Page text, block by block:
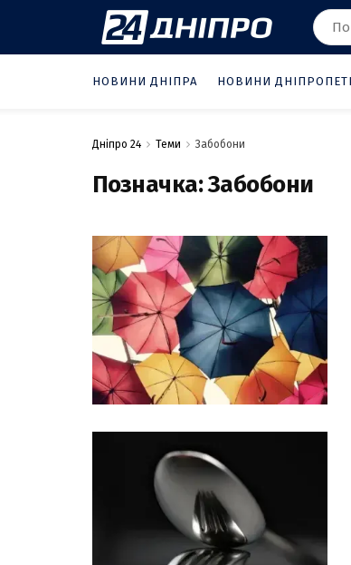
НОВИНИ ДНІПРА НОВИНИ
Дніпро 24 Теми Забобони
Позначка:Забобони